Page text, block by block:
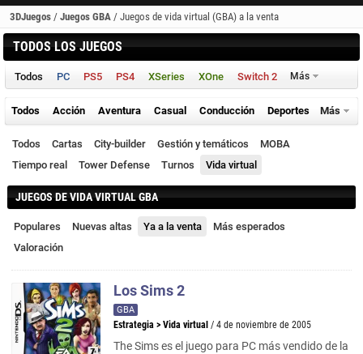
3DJuegos / Juegos GBA / Juegos de vida virtual (GBA) a la venta
TODOS LOS JUEGOS
Todos PC PS5 PS4 XSeries XOne Switch 2 Más
Todos Acción Aventura Casual Conducción Deportes Más
Todos Cartas City-builder Gestión y temáticos
MOBA
Tiempo real
Tower Defense Turnos Vida virtual
JUEGOS DE VIDA VIRTUAL GBA
Populares Nuevas altas Ya a la venta
Más esperados
Valoración
Los Sims 2
GBA
Estrategia > Vida virtual / 4 de noviembre de 2005
The Sims es el juego para PC más vendido de la